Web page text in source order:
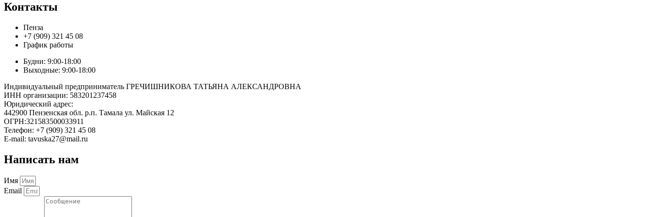
Контакты
Пенза
+7 (909) 321 45 08
График работы
Будни: 9:00-18:00
Выходные: 9:00-18:00
Индивидуальный предприниматель ГРЕЧИШНИКОВА ТАТЬЯНА АЛЕКСАНДРОВНА
ИНН организации: 583201237458
Юридический адрес:
442900 Пензенская обл. р.п. Тамала ул. Майская 12
ОГРН:321583500033911
Телефон: +7 (909) 321 45 08
E-mail: tavuska27@mail.ru
Написать нам
Имя
Email